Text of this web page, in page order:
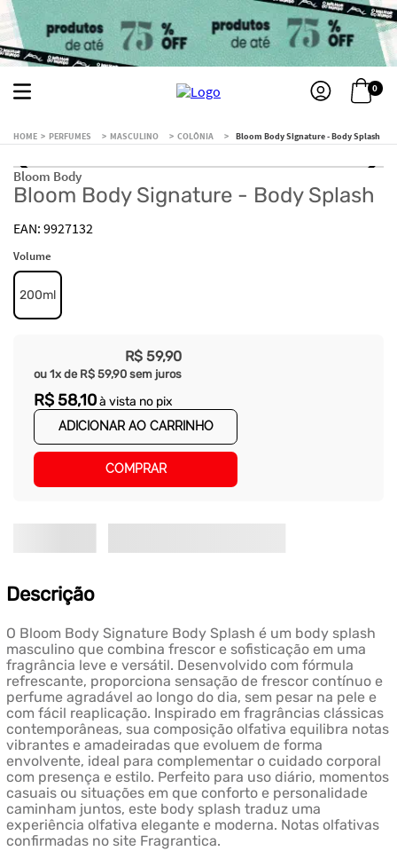
0
PERFUMES MASCULINO COLÔNIA Bloom Body Signature - Body Splash
Bloom Body
Bloom Body Signature - Body Splash
9927132
Volume
200ml
R$ 59,90
ou 1x de R$ 59,90 sem juros
R$58,10à vista no pix
ADICIONAR AO CARRINHO
COMPRAR
Descrição
O Bloom Body Signature Body Splash é um body splash
masculino que combina frescor e sofisticação em uma
fragrância leve e versátil. Desenvolvido com fórmula
refrescante, proporciona sensação de frescor contínuo e
perfume agradável ao longo do dia, sem pesar na pele e
com fácil reaplicação. Inspirado em fragrâncias clássicas
contemporâneas, sua composição olfativa equilibra notas
vibrantes e amadeiradas que evoluem de forma
envolvente, ideal para complementar o cuidado corporal
com presença e estilo. Perfeito para uso diário, momentos
casuais ou situações em que conforto e personalidade
caminham juntos, este body splash traduz uma
experiência olfativa elegante e moderna. Notas olfativas
confirmadas no site Fragrantica.